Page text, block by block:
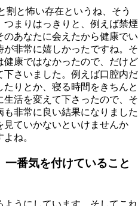
割と怖い存在というね、そう
まりはっきりと、例えば禁煙
あなたに会えたから健康でい
非常に嬉しかったですね。そ
康ではなかったので、だけど
さいました。例えば口腔内だ
りとか、寝る時間をきちんと
活を変えて下さったので、そ
非常に良い結果になりました
ていかないといけませんか
ね。
一番気を付けていること
ようにしています。そしてこれ